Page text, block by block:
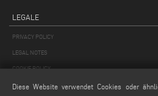
LEGALE
PRIVACY POLICY
LEGAL NOTES
COOKIE POLICY
GENERAL TERMS AND CONDITIONS OF SALE
Diese Website verwendet Cookies oder